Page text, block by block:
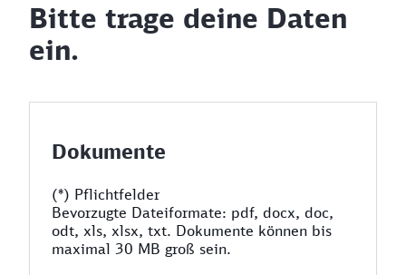
Bitte trage deine Daten
ein.
Dokumente
(*) Pflichtfelder
Bevorzugte Dateiformate: pdf, docx, doc,
odt, xls, xlsx, txt. Dokumente können bis
maximal 30 MB groß sein.